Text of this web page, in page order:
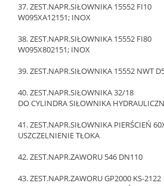
37. ZEST.NAPR.SIŁOWNIKA 15552 FI10
W095XA12151; INOX
38. ZEST.NAPR.SIŁOWNIKA 15552 FI80
W095X802151; INOX
39. ZEST.NAPR.SIŁOWNIKA 15552 NWT
40. ZEST.NAPR.SIŁOWNIKA 32/18
DO CYLINDRA SIŁOWNIKA
41. ZEST.NAPR.SIŁOWNIKA PIERŚCIEŃ
USZCZELNIENIE TŁOKA
42. ZEST.NAPR.ZAWORU 546 DN110
43. ZEST.NAPR.ZAWORU GP2000 KS-2122